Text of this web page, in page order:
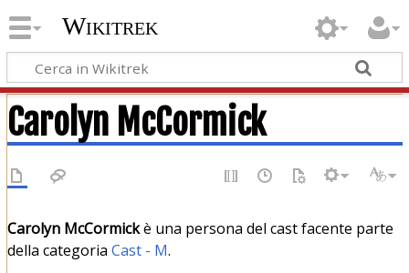
Wikitrek
Carolyn McCormick
Carolyn McCormickè una persona del cast facente parte
della categoria Cast - M.